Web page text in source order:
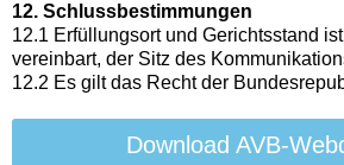
12. Schlussbestimmungen
12.1 Erfüllungsort und Gerichtsstand
vereinbart, der Sitz des
12.2 Es gilt das Recht der
Download AVB-